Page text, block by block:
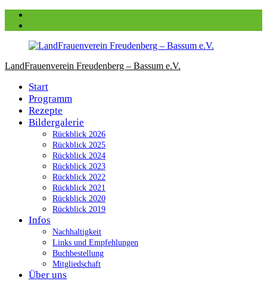
Zum
Inhalt
LandFrauenverein Freudenberg – Bassum e.V.
Start
Programm
Rezepte
Bildergalerie
Rückblick 2026
Rückblick 2025
Rückblick 2024
Rückblick 2023
Rückblick 2022
Rückblick 2021
Rückblick 2020
Rückblick 2019
Infos
Nachhaltigkeit
Links und Empfehlungen
Buchbestellung
Mitgliedschaft
Über uns